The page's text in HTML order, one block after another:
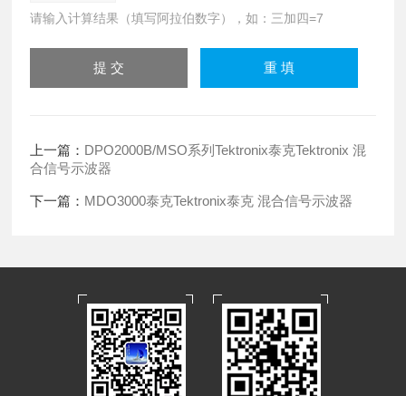
请输入计算结果（填写阿拉伯数字），如：三加四=7
上一篇： DPO2000B/MSO系列Tektronix泰克Tektronix 混
合信号示波器
下一篇： MDO3000泰克Tektronix泰克 混合信号示波器